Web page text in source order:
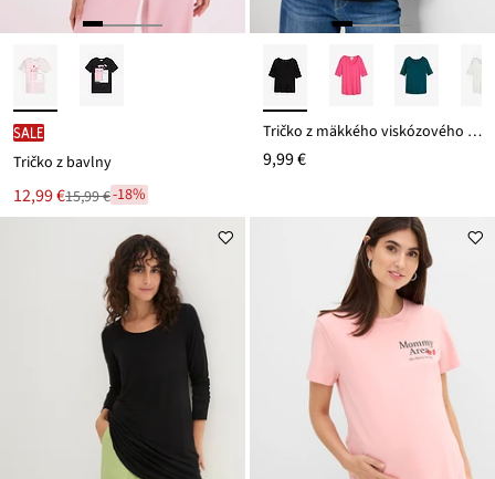
SALE
Tričko z bavlny
Nová
cena
12,99 €
Zľava 15,99 €-18%
Tričko z mäkkého viskózového mixu
9,99 €